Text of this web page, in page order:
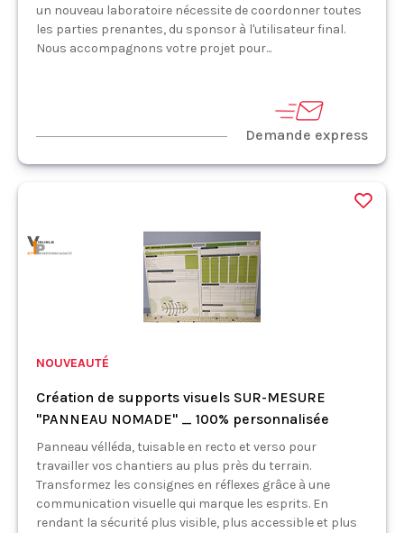
un nouveau laboratoire nécessite de coordonner toutes
les parties prenantes, du sponsor à l'utilisateur final.
Nous accompagnons votre projet pour...
Demande express
NOUVEAUTÉ
Création de supports visuels SUR-MESURE
"PANNEAU NOMADE" _ 100% personnalisée
Panneau vélléda, tuisable en recto et verso pour
travailler vos chantiers au plus près du terrain.
Transformez les consignes en réflexes grâce à une
communication visuelle qui marque les esprits. En
rendant la sécurité plus visible, plus accessible et plus